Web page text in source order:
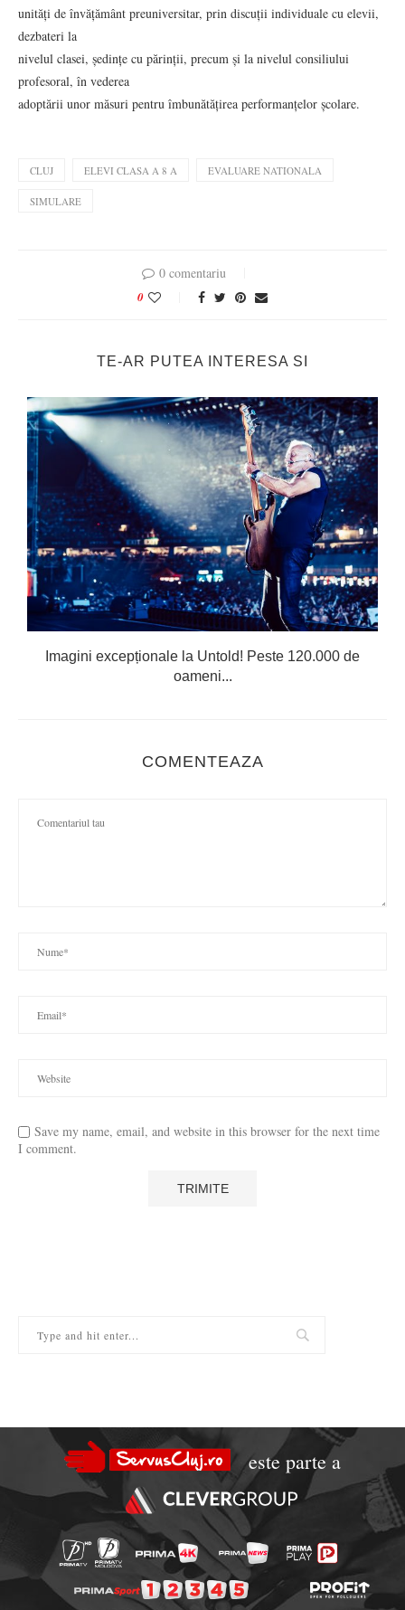
unități de învățământ preuniversitar, prin discuții individuale cu elevii,
dezbateri la
nivelul clasei, ședințe cu părinții, precum și la nivelul consiliului
profesoral, în vederea
adoptării unor măsuri pentru îmbunătățirea performanțelor școlare.
CLUJ ELEVI CLASA A 8 A EVALUARE NATIONALA
SIMULARE
0 comentariu
0
TE-AR PUTEA INTERESA SI
Imagini excepționale la Untold! Peste 120.000 de
oameni...
COMENTEAZA
Save my name, email, and website in this browser for the next time
I comment.
este parte a